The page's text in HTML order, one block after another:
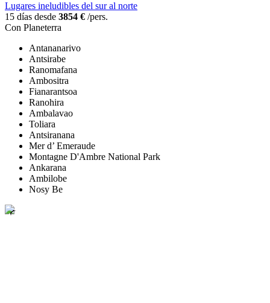
Lugares ineludibles del sur al norte
15 días desde 3854 € /pers.
Con Planeterra
Antananarivo
Antsirabe
Ranomafana
Ambositra
Fianarantsoa
Ranohira
Ambalavao
Toliara
Antsiranana
Mer d’ Emeraude
Montagne D'Ambre National Park
Ankarana
Ambilobe
Nosy Be